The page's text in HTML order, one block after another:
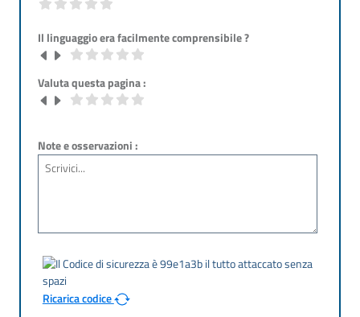
Il linguaggio era facilmente comprensibile ?
Valuta questa pagina :
Note e osservazioni :
Ricarica codice